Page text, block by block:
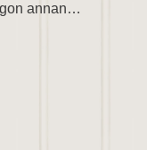
annan…